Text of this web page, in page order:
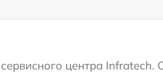
центра Infratech.